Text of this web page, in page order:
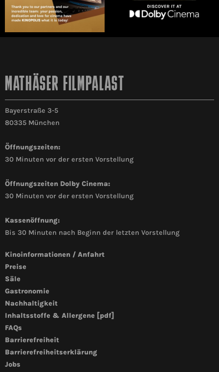
MATHÄSER FILMPALAST
Bayerstraße 3-5
80335 München
Öffnungszeiten:
30 Minuten vor der ersten Vorstellung
Öffnungszeiten Dolby Cinema:
30 Minuten vor der ersten Vorstellung
Kassenöffnung:
Bis 30 Minuten nach Beginn der letzten Vorstellung
Kinoinformationen / Anfahrt
Preise
Säle
Gastronomie
Nachhaltigkeit
Inhaltsstoffe & Allergene [pdf]
FAQs
Barrierefreiheit
Barrierefreiheitserklärung
Jobs